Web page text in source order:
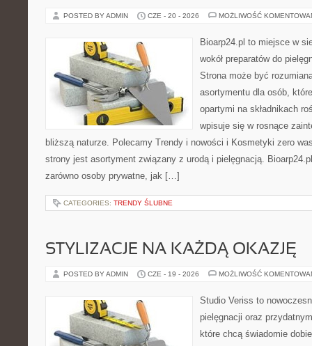
POSTED BY ADMIN CZE - 20 - 2026 MOŻLIWOŚĆ
Bioarp24.pl to miejsce w
wokół preparatów do
Strona może być
asortymentu dla osób,
opartymi na składnikach
wpisuje się w rosnące
bliższą naturze. Polecamy Trendy i nowości i Kosmetyki zero
strony jest asortyment związany z urodą i pielęgnacją.
zarówno osoby prywatne, jak […]
CATEGORIES: TRENDY ŚLUBNE
STYLIZACJE NA KAŻDĄ OKAZJĘ
POSTED BY ADMIN CZE - 19 - 2026 MOŻLIWOŚĆ
Studio Veriss to
pielęgnacji oraz
które chcą świadomie